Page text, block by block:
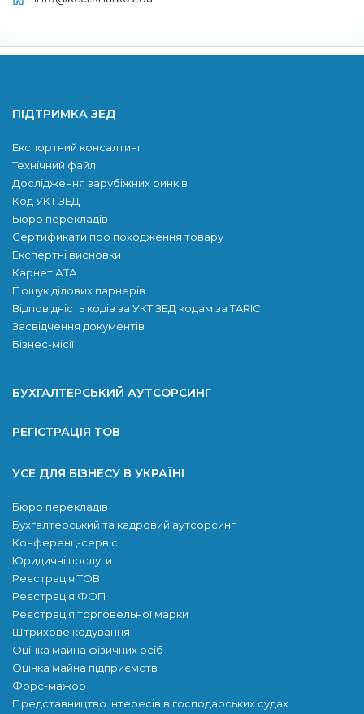
ПІДТРИМКА ЗЕД
Експортний консалтинг
Технічний файл
Дослідження зарубіжних ринків
Код УКТ ЗЕД
Бюро перекладів
Сертификати про походження товару
Експертні висновки
Карнет АТА
Пошук ділових парнерів
Відповідність кодів за УКТ ЗЕД кодам за TARIC
Засвідчення документів
Бізнес-місії
БУХГАЛТЕРСЬКИЙ АУТСОРСИНГ
РЕГІСТРАЦІЯ ТОВ
УСЕ ДЛЯ БІЗНЕСУ В УКРАЇНІ
Бюро перекладів
Бухгалтерський та кадровий аутсорсинг
Конференц-сервіс
Юридичні послуги
Реєстрація ТОВ
Реєстрація ФОП
Реєстрація торговельної марки
Штрихове кодування
Оцінка майна фізичних осіб
Оцінка майна підприємств
Форс-мажор
Представництво інтересів в господарських судах